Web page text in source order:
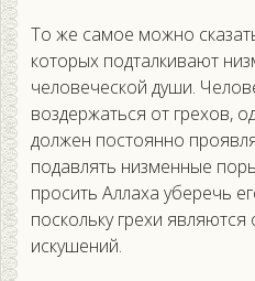
То же самое можно
которых подталкивают
человеческой души.
воздержаться от грехов,
должен постоянно
подавлять низменные
просить Аллаха уберечь
поскольку грехи
искушений.